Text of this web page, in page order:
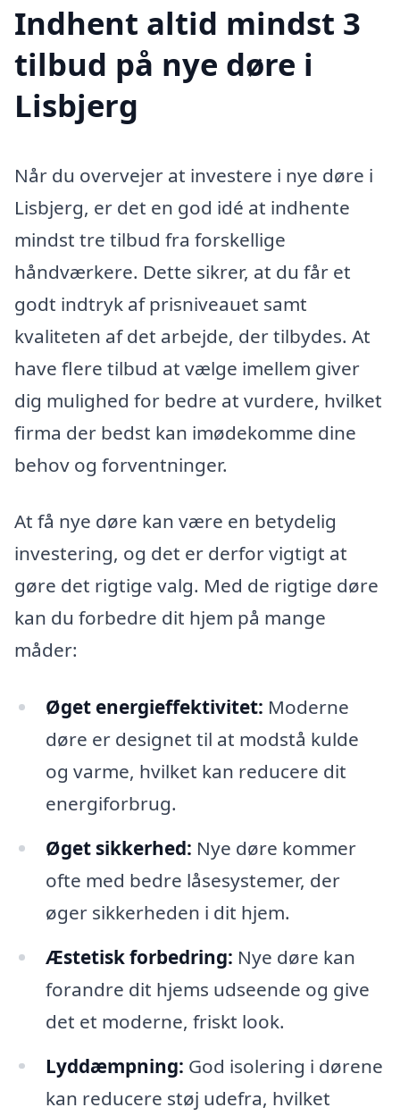
Indhent altid mindst 3
tilbud på nye døre i
Lisbjerg
Når du overvejer at investere i nye døre i
Lisbjerg, er det en god idé at indhente
mindst tre tilbud fra forskellige
håndværkere. Dette sikrer, at du får et
godt indtryk af prisniveauet samt
kvaliteten af det arbejde, der tilbydes. At
have flere tilbud at vælge imellem giver
dig mulighed for bedre at vurdere, hvilket
firma der bedst kan imødekomme dine
behov og forventninger.
At få nye døre kan være en betydelig
investering, og det er derfor vigtigt at
gøre det rigtige valg. Med de rigtige døre
kan du forbedre dit hjem på mange
måder:
Øget energieffektivitet: Moderne
døre er designet til at modstå kulde
og varme, hvilket kan reducere dit
energiforbrug.
Øget sikkerhed: Nye døre kommer
ofte med bedre låsesystemer, der
øger sikkerheden i dit hjem.
Æstetisk forbedring: Nye døre kan
forandre dit hjems udseende og give
det et moderne, friskt look.
Lyddæmpning: God isolering i dørene
kan reducere støj udefra, hvilket